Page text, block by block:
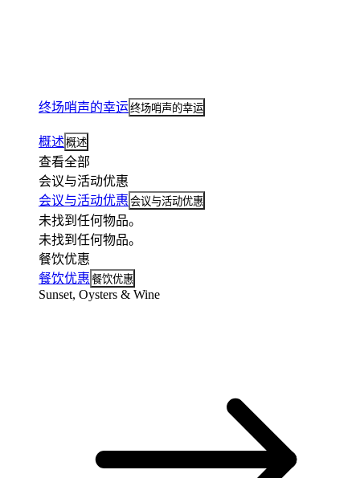
终场哨声的幸运终场哨声的幸运
概述 概述
查看全部
会议与活动优惠
会议与活动优惠 会议与活动优惠
未找到任何物品。
未找到任何物品。
餐饮优惠
餐饮优惠 餐饮优惠
Sunset, Oysters & Wine